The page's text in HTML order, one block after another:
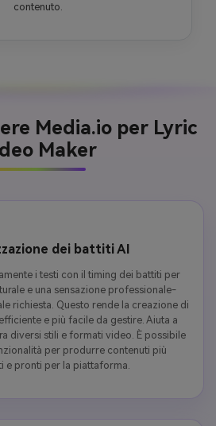
contenuto.
Media.io per Lyric
Maker
dei battiti AI
i testi con il timing dei battiti per
e una sensazione professionale-
richiesta. Questo rende la creazione di
e più facile da gestire. Aiuta a
diversi stili e formati video. È possibile
per produrre contenuti più
e pronti per la piattaforma.